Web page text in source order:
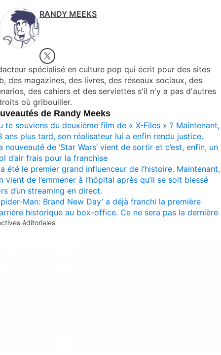
RANDY MEEKS
spécialisé en culture pop qui écrit pour des sites
des magazines, des livres, des réseaux sociaux, des
des cahiers et des serviettes s'il n'y a pas d'autres
où gribouiller.
de Randy Meeks
te souviens du deuxième film de « X-Files » ? Maintenant,
ans plus tard, son réalisateur lui a enfin rendu justice.
nouveauté de ‘Star Wars’ vient de sortir et c’est, enfin, un
d’air frais pour la franchise
été le premier grand influenceur de l’histoire. Maintenant,
vient de l’emmener à l’hôpital après qu’il se soit blessé
d’un streaming en direct.
Man: Brand New Day’ a déjà franchi la première
historique au box-office. Ce ne sera pas la dernière
éditoriales